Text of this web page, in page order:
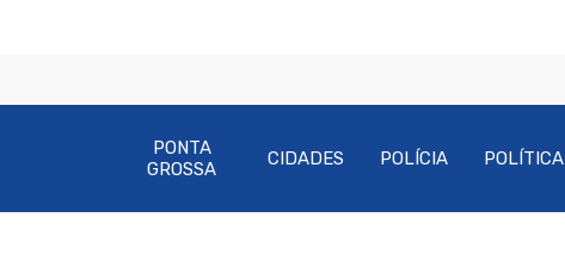
PONTA
GROSSA
CIDADES POLÍCIA POLÍTICA